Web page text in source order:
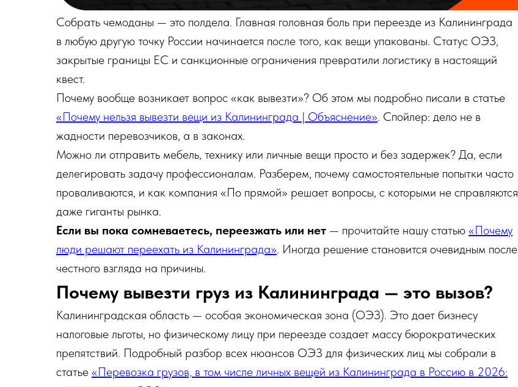
Собрать чемоданы — это полдела. Главная головная боль при переезде из Калининграда
в любую другую точку России начинается после того, как вещи упакованы. Статус ОЭЗ,
закрытые границы ЕС и санкционные ограничения превратили логистику в настоящий
квест.
Почему вообще возникает вопрос «как вывезти»? Об этом мы подробно писали в статье
«Почему нельзя вывезти вещи из Калининграда | Объяснение». Спойлер: дело не в
жадности перевозчиков, а в законах.
Можно ли отправить мебель, технику или личные вещи просто и без задержек? Да, если
делегировать задачу профессионалам. Разберем, почему самостоятельные попытки часто
проваливаются, и как компания «По прямой» решает вопросы, с которыми не справляются
даже гиганты рынка.
Если вы пока сомневаетесь, переезжать или нет — прочитайте нашу статью «Почему
люди решают переехать из Калининграда». Иногда решение становится очевидным после
честного взгляда на причины.
Почему вывезти груз из Калининграда — это вызов?
Калининградская область — особая экономическая зона (ОЭЗ). Это дает бизнесу
налоговые льготы, но физическому лицу при переезде создает массу бюрократических
препятствий. Подробный разбор всех нюансов ОЭЗ для физических лиц мы собрали в
статье «Перевозка грузов, в том числе личных вещей из Калининграда в Россию в 2026: